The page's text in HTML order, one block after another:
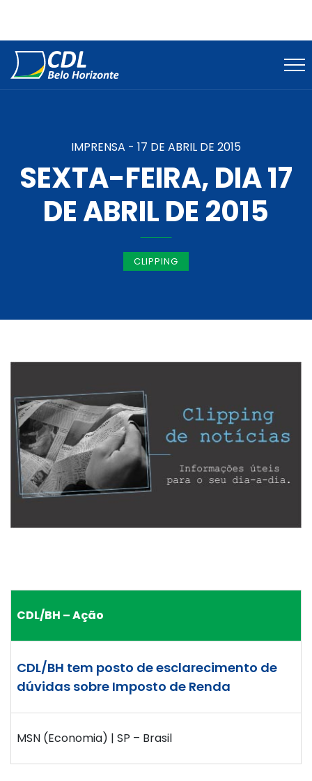
IMPRENSA - 17 DE ABRIL DE 2015
SEXTA-FEIRA, DIA 17
DE ABRIL DE 2015
CLIPPING
CDL/BH – Ação
CDL/BH tem posto de esclarecimento de
dúvidas sobre Imposto de Renda
MSN (Economia) | SP – Brasil